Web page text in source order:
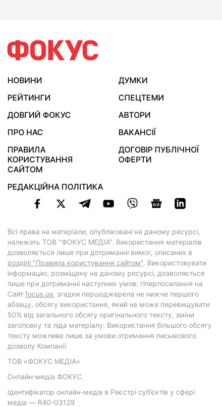
НОВИНИ
ДУМКИ
РЕЙТИНГИ
СПЕЦТЕМИ
ДОВГИЙ ФОКУС
АВТОРИ
ПРО НАС
ВАКАНСІЇ
ПРАВИЛА
КОРИСТУВАННЯ
САЙТОМ
ДОГОВІР ПУБЛІЧНОЇ
ОФЕРТИ
РЕДАКЦІЙНА ПОЛІТИКА
Всі права на матеріали, опубліковані на даному ресурсі,
належать ТОВ "ФОКУС МЕДІА". Використання матеріалів
дозволяється лише при дотриманні вимог, описаних в
розділі "Правила користування сайтом". Використовувати
інформацію, розміщену на даному ресурсі, дозволяється
лише при дотриманні наступних умов: гіперпосилання на
Cайт focus.ua, згадки першоджерела не нижче першого
абзацу, обсягу використання, який не може перевищувати
50% від загального обсягу оригінального тексту, зміни
заголовку та ліда матеріалу. Використання більшого обсягу
тексту можливе лише за умови отримання письмового
дозволу Компанії.
ТОВ «ФОКУС МЕДІА»
Онлайн-медіа ФОКУС
Ідентифікатор онлайн-медіа в Реєстрі суб’єктів у сфері
медіа — R40-03129